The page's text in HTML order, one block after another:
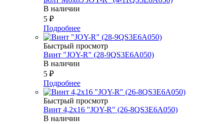
В наличии
5 ₽
Подробнее
Быстрый просмотр
Винт "JOY-R" (28-9QS3E6A050)
В наличии
5 ₽
Подробнее
Быстрый просмотр
Винт 4,2х16 "JOY-R" (26-8QS3E6A050)
В наличии